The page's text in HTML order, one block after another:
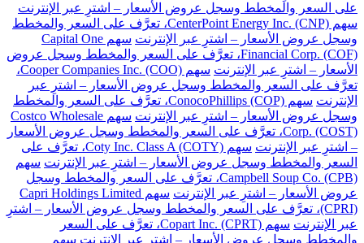
على السعر والمخطط وسجل عروض الأسعار – اشترِ عبر الإنترنت
سهم CenterPoint Energy Inc. (CNP)، تعرَّف على السعر والمخطط
وسجل عروض الأسعار – اشترِ عبر الإنترنت
سهم Capital One
Financial Corp. (COF)، تعرَّف على السعر والمخطط وسجل عروض
الأسعار – اشترِ عبر الإنترنت
سهم Cooper Companies Inc. (COO)،
تعرَّف على السعر والمخطط وسجل عروض الأسعار – اشترِ عبر
الإنترنت
سهم ConocoPhillips (COP)، تعرَّف على السعر والمخطط
وسجل عروض الأسعار – اشترِ عبر الإنترنت
سهم Costco Wholesale
Corp. (COST)، تعرَّف على السعر والمخطط وسجل عروض الأسعار
– اشترِ عبر الإنترنت
سهم Coty Inc. Class A (COTY)، تعرَّف على
السعر والمخطط وسجل عروض الأسعار – اشترِ عبر الإنترنت سهم
Campbell Soup Co. (CPB)، تعرَّف على السعر والمخطط وسجل
عروض الأسعار – اشترِ عبر الإنترنت
سهم Capri Holdings Limited
(CPRI)، تعرَّف على السعر والمخطط وسجل عروض الأسعار – اشترِ
عبر الإنترنت
سهم Copart Inc. (CPRT)، تعرَّف على السعر
والمخطط وسجل عروض الأسعار – اشترِ عبر الإنترنت سهم